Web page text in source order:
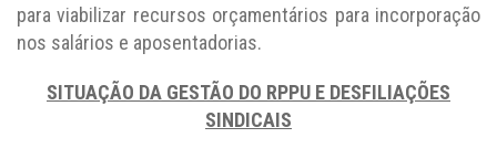
para viabilizar recursos orçamentários para incorporação
nos salários e aposentadorias.
SITUAÇÃO DA GESTÃO DO RPPU E DESFILIAÇÕES
SINDICAIS